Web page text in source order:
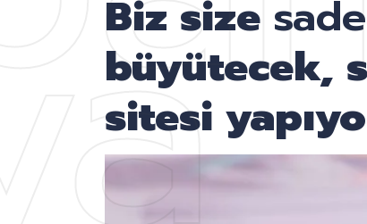
Biz size
büyütecek,
sitesi